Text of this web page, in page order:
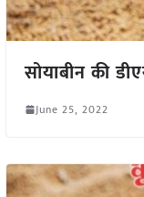
सोयाबीन की
June 25, 2022